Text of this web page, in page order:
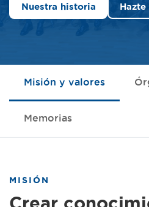
Nuestra historia
Misión y valores
Memorias
MISIÓN